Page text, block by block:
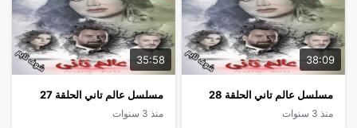
38:09
مسلسل عالم تاني الحلقة 28
منذ 3 سنوات
35:58
مسلسل عالم تاني الحلقة 27
منذ 3 سنوات